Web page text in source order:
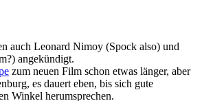
auch Leonard Nimoy (Spock also) und
angekündigt.
zum neuen Film schon etwas länger, aber
es dauert eben, bis sich gute
Winkel herumsprechen.